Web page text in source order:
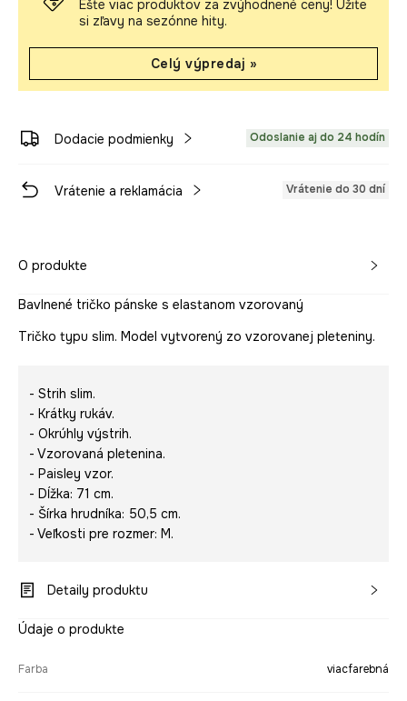
Ešte viac produktov za zvýhodnené ceny! Užite
si zľavy na sezónne hity.
Celý výpredaj »
Dodacie podmienky Odoslanie aj do 24 hodín
Vrátenie a reklamácia Vrátenie do 30 dní
O produkte
Bavlnené tričko pánske s elastanom vzorovaný
Tričko typu slim. Model vytvorený zo vzorovanej pleteniny.
- Strih slim.
- Krátky rukáv.
- Okrúhly výstrih.
- Vzorovaná pletenina.
- Paisley vzor.
- Dĺžka: 71 cm.
- Šírka hrudníka: 50,5 cm.
- Veľkosti pre rozmer: M.
Detaily produktu
Údaje o produkte
Farba viacfarebná